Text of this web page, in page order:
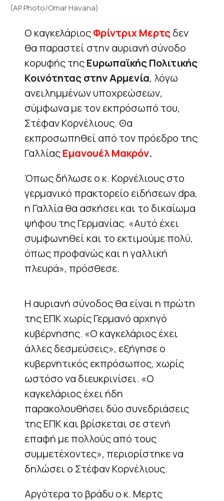
(AP Photo/Omar Havana)
Ο καγκελάριοςΦρίντριχ Μερτςδεν
θα παραστεί στην αυριανή σύνοδο
κορυφής τηςΕυρωπαϊκής Πολιτικής
Κοινότητας στην Αρμενία, λόγω
ανειλημμένων υποχρεώσεων,
σύμφωνα με τον εκπρόσωπό του,
Στέφαν Κορνέλιους. Θα
εκπροσωπηθεί από τον πρόεδρο της
ΓαλλίαςΕμανουέλ Μακρόν.
Όπως δήλωσε ο κ. Κορνέλιους στο
γερμανικό πρακτορείο ειδήσεων dpa,
η Γαλλία θα ασκήσει και το δικαίωμα
ψήφου της Γερμανίας. «Αυτό έχει
συμφωνηθεί και το εκτιμούμε πολύ,
όπως προφανώς και η γαλλική
πλευρά», πρόσθεσε.
Η αυριανή σύνοδος θα είναι η πρώτη
της ΕΠΚ χωρίς Γερμανό αρχηγό
κυβέρνησης. «Ο καγκελάριος έχει
άλλες δεσμεύσεις», εξήγησε ο
κυβερνητικός εκπρόσωπος, χωρίς
ωστόσο να διευκρινίσει. «Ο
καγκελάριος έχει ήδη
παρακολουθήσει δύο συνεδριάσεις
της ΕΠΚ και βρίσκεται σε στενή
επαφή με πολλούς από τους
συμμετέχοντες», περιορίστηκε να
δηλώσει ο Στέφαν Κορνέλιους.
Αργότερα το βράδυ ο κ. Μερτς